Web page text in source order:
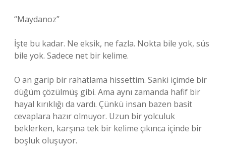
“Maydanoz”
İşte bu kadar. Ne eksik, ne fazla. Nokta bile yok, süs
bile yok. Sadece net bir kelime.
O an garip bir rahatlama hissettim. Sanki içimde bir
düğüm çözülmüş gibi. Ama aynı zamanda hafif bir
hayal kırıklığı da vardı. Çünkü insan bazen basit
cevaplara hazır olmuyor. Uzun bir yolculuk
beklerken, karşına tek bir kelime çıkınca içinde bir
boşluk oluşuyor.